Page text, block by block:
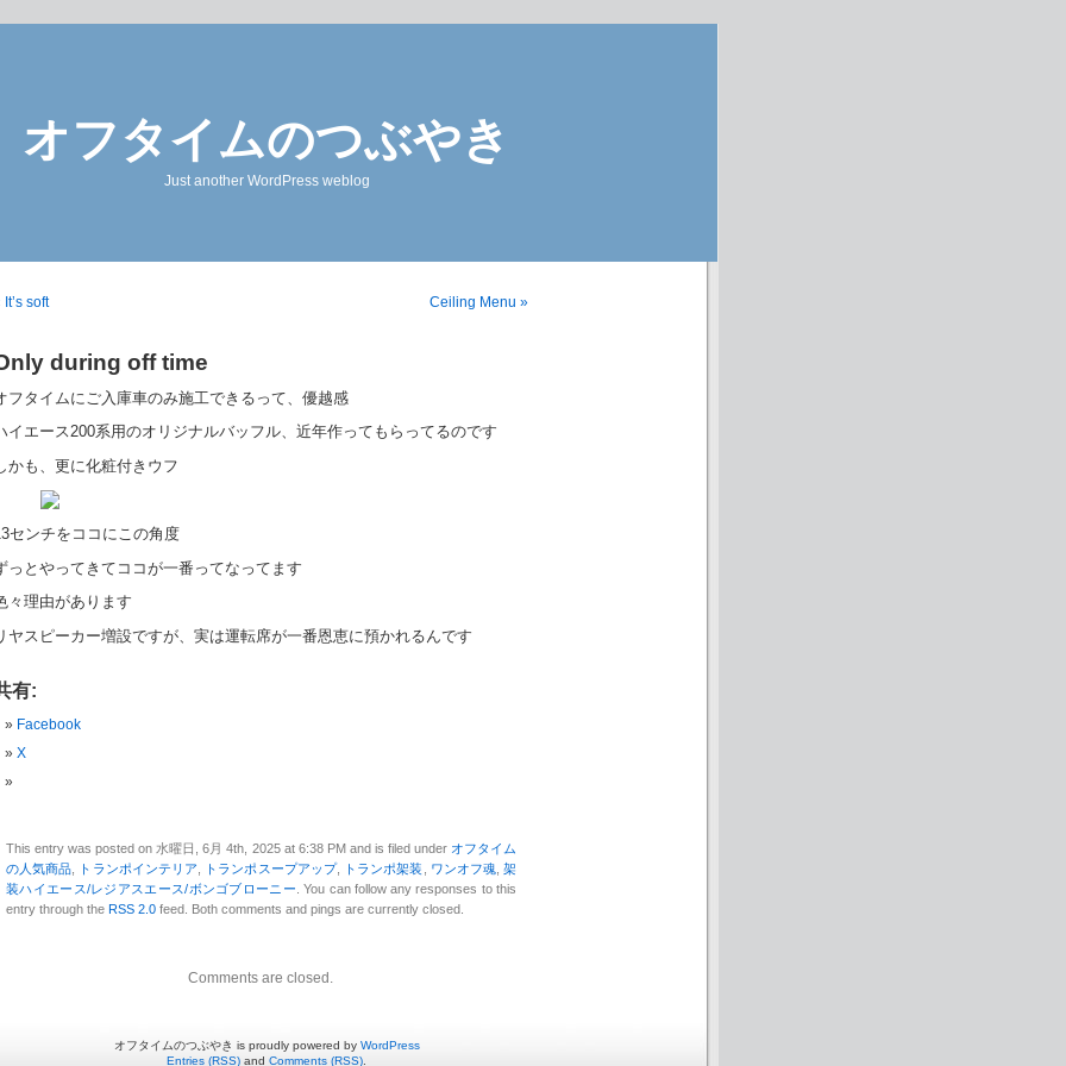
オフタイムのつぶやき
Just another WordPress weblog
It’s soft Ceiling Menu »
during off time
フタイムにご入庫車のみ施工できるって、優越感
イエース200系用のオリジナルバッフル、近年作ってもらってるのです
かも、更に化粧付きウフ
センチをココにこの角度
っとやってきてココが一番ってなってます
々理由があります
ヤスピーカー増設ですが、実は運転席が一番恩恵に預かれるんです
有:
Facebook
X
This entry was posted on 水曜日, 6月 4th, 2025 at 6:38 PM and is filed under オフタイム
の人気商品
トランポインテリア トランポスープアップ, トランポ架装 ワンオフ魂 ,架
装ハイエース/レジアスエース/ボンゴブローニー . You can follow any responses to this
entry through the RSS 2.0 feed. Both comments and pings are currently closed.
Comments are closed.
オフタイムのつぶやき is proudly powered by WordPress
Entries (RSS) and Comments (RSS)